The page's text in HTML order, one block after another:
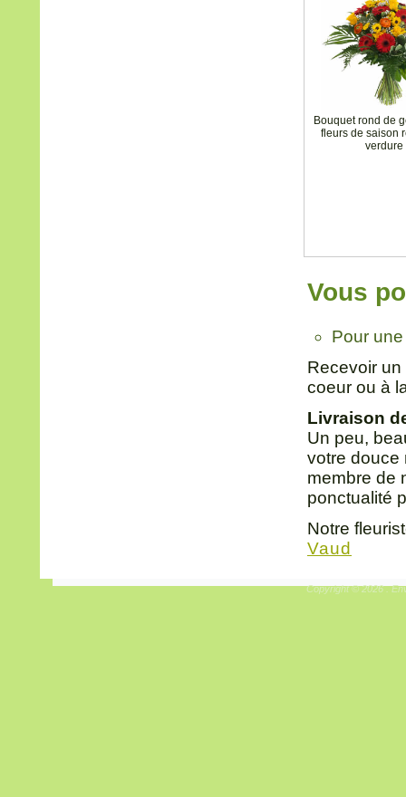
Bouquet rond de
fleurs de saison
verdure
Vous
Pour
Recevoir
coeur ou à
Livraison
Un peu,
votre douce
membre de
ponctualité
Notre
Vaud
Copyright © 2026 .